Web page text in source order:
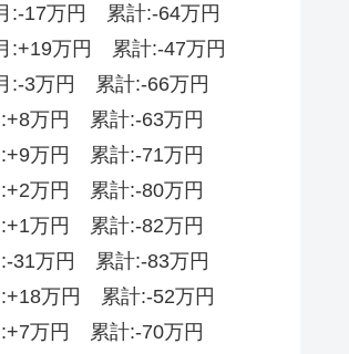
:-17万円 累計:-64万円
:+19万円 累計:-47万円
:-3万円 累計:-66万円
:+8万円 累計:-63万円
:+9万円 累計:-71万円
:+2万円 累計:-80万円
:+1万円 累計:-82万円
:-31万円 累計:-83万円
:+18万円 累計:-52‬‬万円
:+7万円 累計:-70‬万円